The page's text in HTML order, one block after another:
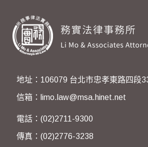
地址：106079 台北市忠孝東路四段
信箱：limo.law@msa.hinet.net
電話：(02)2711-9300
傳真：(02)2776-3238